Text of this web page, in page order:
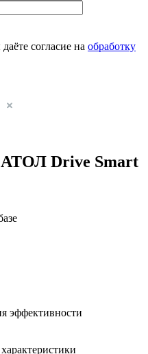
согласие на обработку
АТОЛ Drive Smart
эффективности